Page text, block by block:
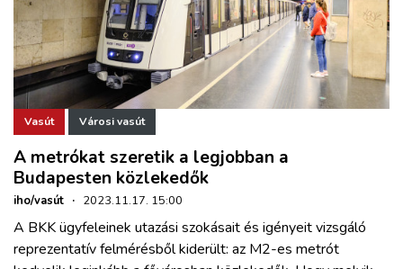
Vasút Városi vasút
A metrókat szeretik a legjobban a
Budapesten közlekedők
iho/vasút · 2023.11.17. 15:00
A BKK ügyfeleinek utazási szokásait és igényeit vizsgáló
reprezentatív felmérésből kiderült: az M2-es metrót